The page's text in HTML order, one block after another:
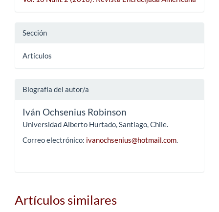
Sección
Artículos
Biografía del autor/a
Iván Ochsenius Robinson
Universidad Alberto Hurtado, Santiago, Chile.
Correo electrónico: ivanochsenius@hotmail.com.
Artículos similares